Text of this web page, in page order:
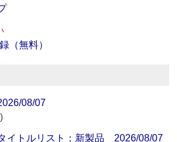
（無料）
08/07
イトルリスト：新製品 2026/08/07